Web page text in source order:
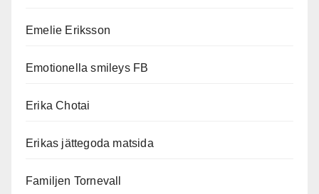
Emelie Eriksson
Emotionella smileys FB
Erika Chotai
Erikas jättegoda matsida
Familjen Tornevall